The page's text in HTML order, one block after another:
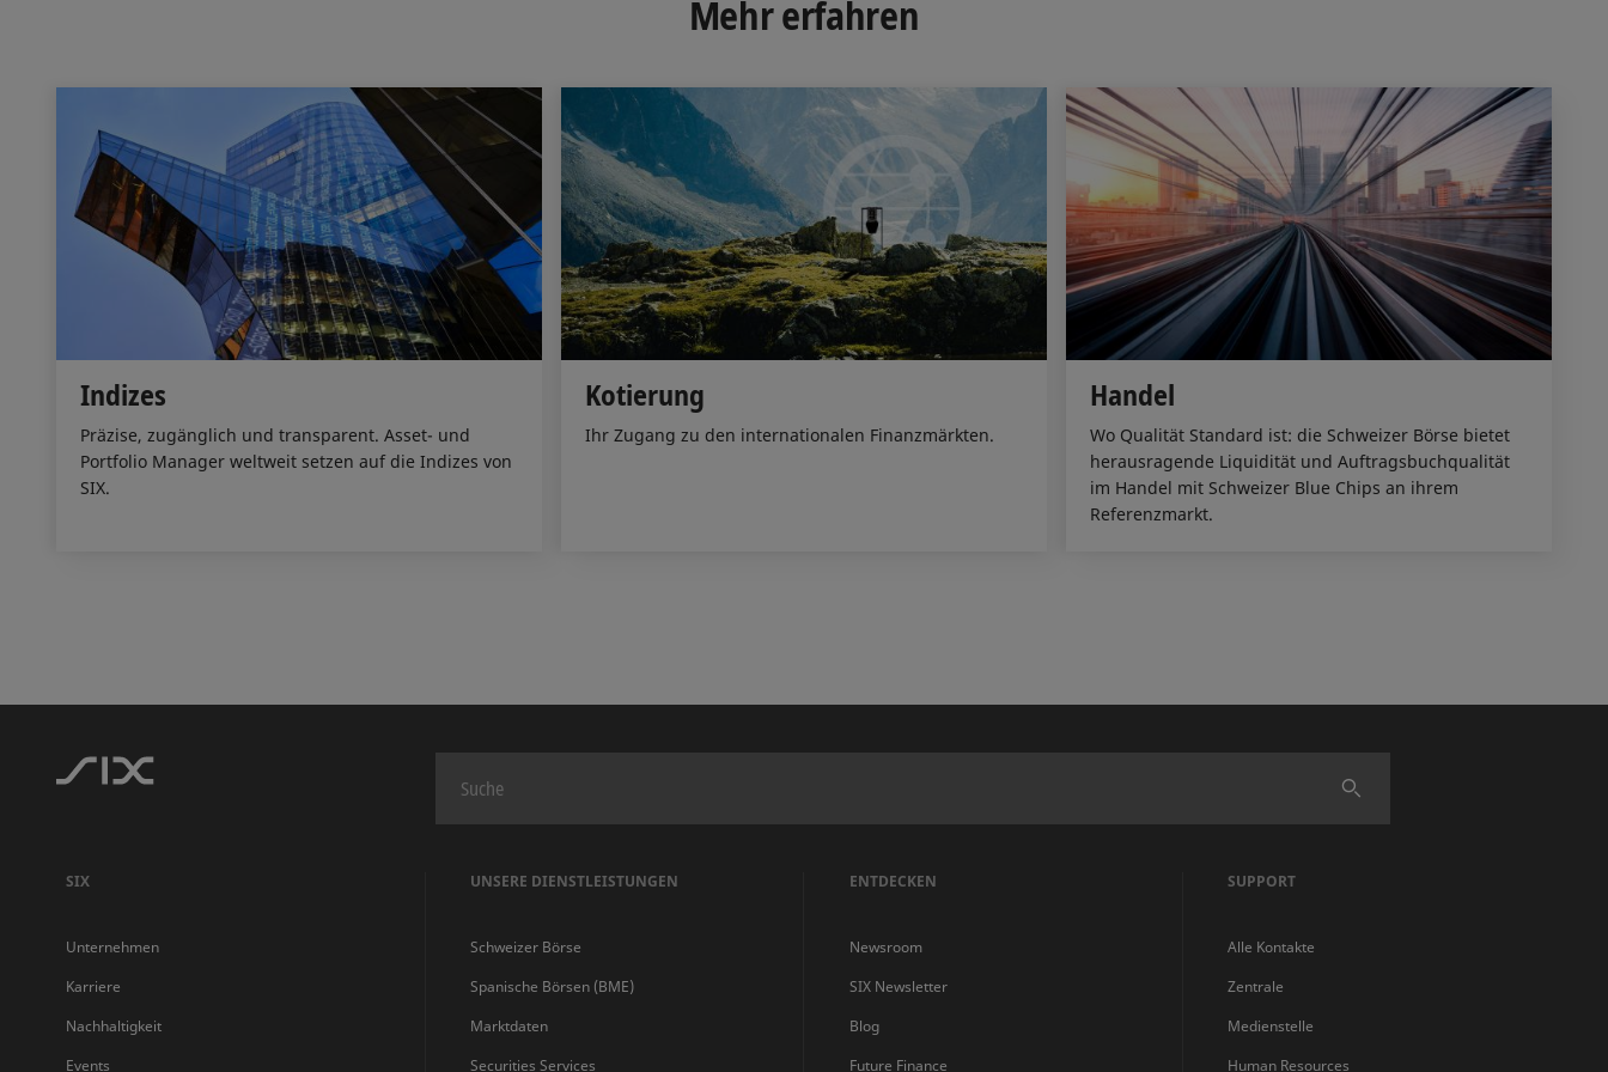
I
n
o
k
Mehr erfahren
Indizes
Präzise, zugänglich und transparent. Asset- und
Portfolio Manager weltweit setzen auf die Indizes von
SIX.
Kotierung
Ihr Zugang zu den internationalen Finanzmärkten.
Handel
Wo Qualität Standard ist: die Schweizer Börse bietet
herausragende Liquidität und Auftragsbuchqualität
im Handel mit Schweizer Blue Chips an ihrem
Referenzmarkt.
Finden
SIX
Unternehmen
Karriere
Nachhaltigkeit
Events
UNSERE DIENSTLEISTUNGEN
Schweizer Börse
Spanische Börsen (BME)
Marktdaten
Securities Services
ENTDECKEN
Newsroom
SIX Newsletter
Blog
Future Finance
SUPPORT
Alle Kontakte
Zentrale
Medienstelle
Human Resources